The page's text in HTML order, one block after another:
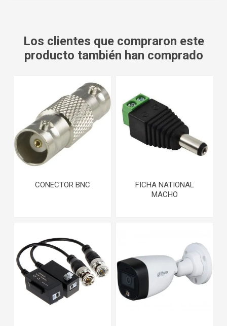
Los clientes que compraron este
producto también han comprado
CONECTOR BNC
FICHA NATIONAL
MACHO